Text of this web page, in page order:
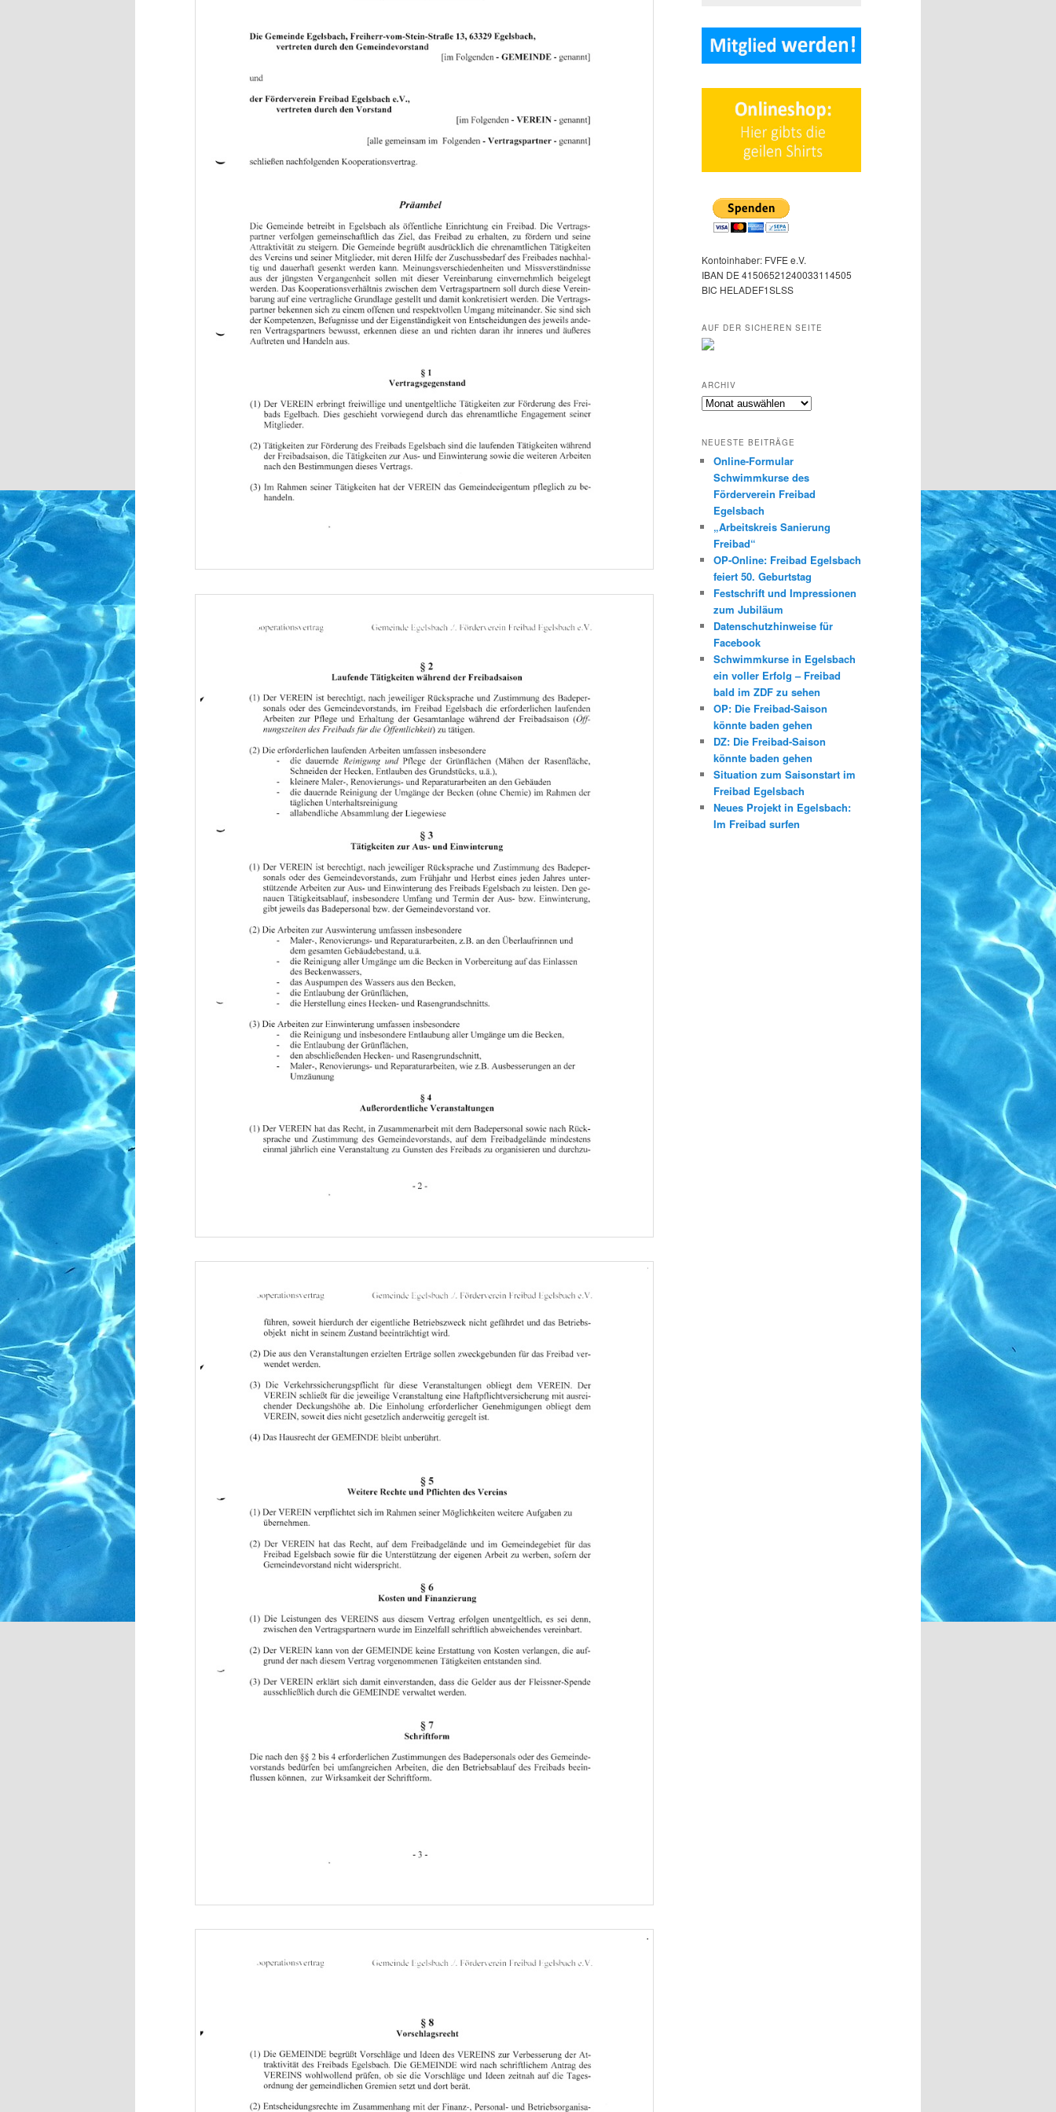
Kontoinhaber: FVFE e.V.
IBAN DE 41506521240033114505
BIC HELADEF1SLSS
AUF DER SICHEREN SEITE
ARCHIV
Archiv
NEUESTE BEITRÄGE
Online-Formular
Schwimmkurse des
Förderverein Freibad
Egelsbach
„Arbeitskreis Sanierung
Freibad“
OP-Online: Freibad Egelsbach
feiert 50. Geburtstag
Festschrift und Impressionen
zum Jubiläum
Datenschutzhinweise für
Facebook
Schwimmkurse in Egelsbach
ein voller Erfolg – Freibad
bald im ZDF zu sehen
OP: Die Freibad-Saison
könnte baden gehen
DZ: Die Freibad-Saison
könnte baden gehen
Situation zum Saisonstart im
Freibad Egelsbach
Neues Projekt in Egelsbach:
Im Freibad surfen